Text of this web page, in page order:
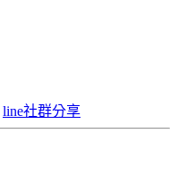
line社群分享